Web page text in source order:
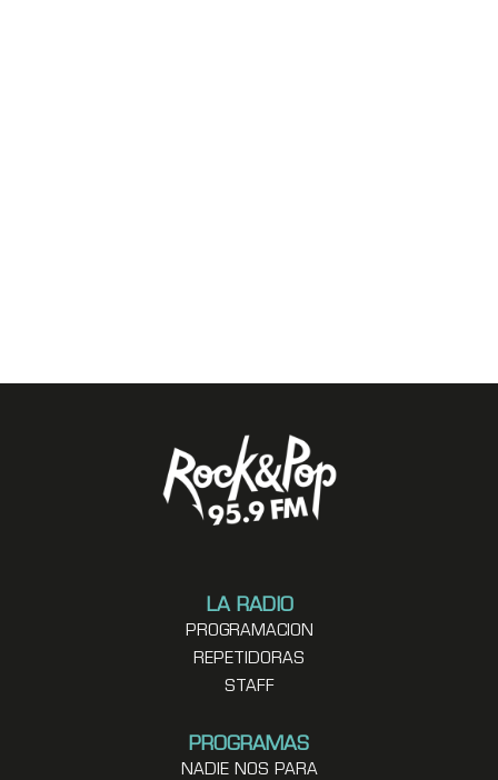
LA RADIO
PROGRAMACION
REPETIDORAS
STAFF
PROGRAMAS
NADIE NOS PARA